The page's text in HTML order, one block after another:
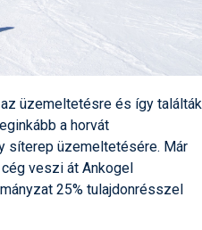
üzemeltetésre és így találták
a horvát
síterep üzemeltetésére. Már
veszi át Ankogel
25% tulajdonrésszel